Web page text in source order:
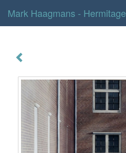
Mark Haagmans - Hermitage